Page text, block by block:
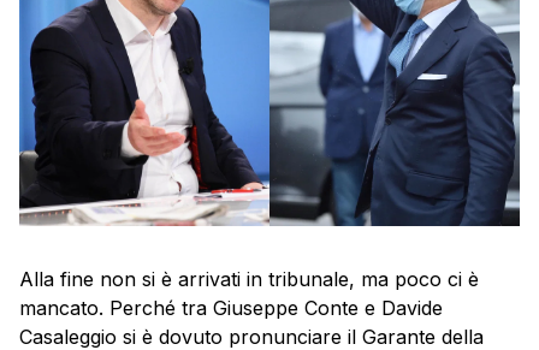
Alla fine non si è arrivati in tribunale, ma poco ci è
mancato. Perché tra Giuseppe Conte e Davide
Casaleggio si è dovuto pronunciare il Garante della